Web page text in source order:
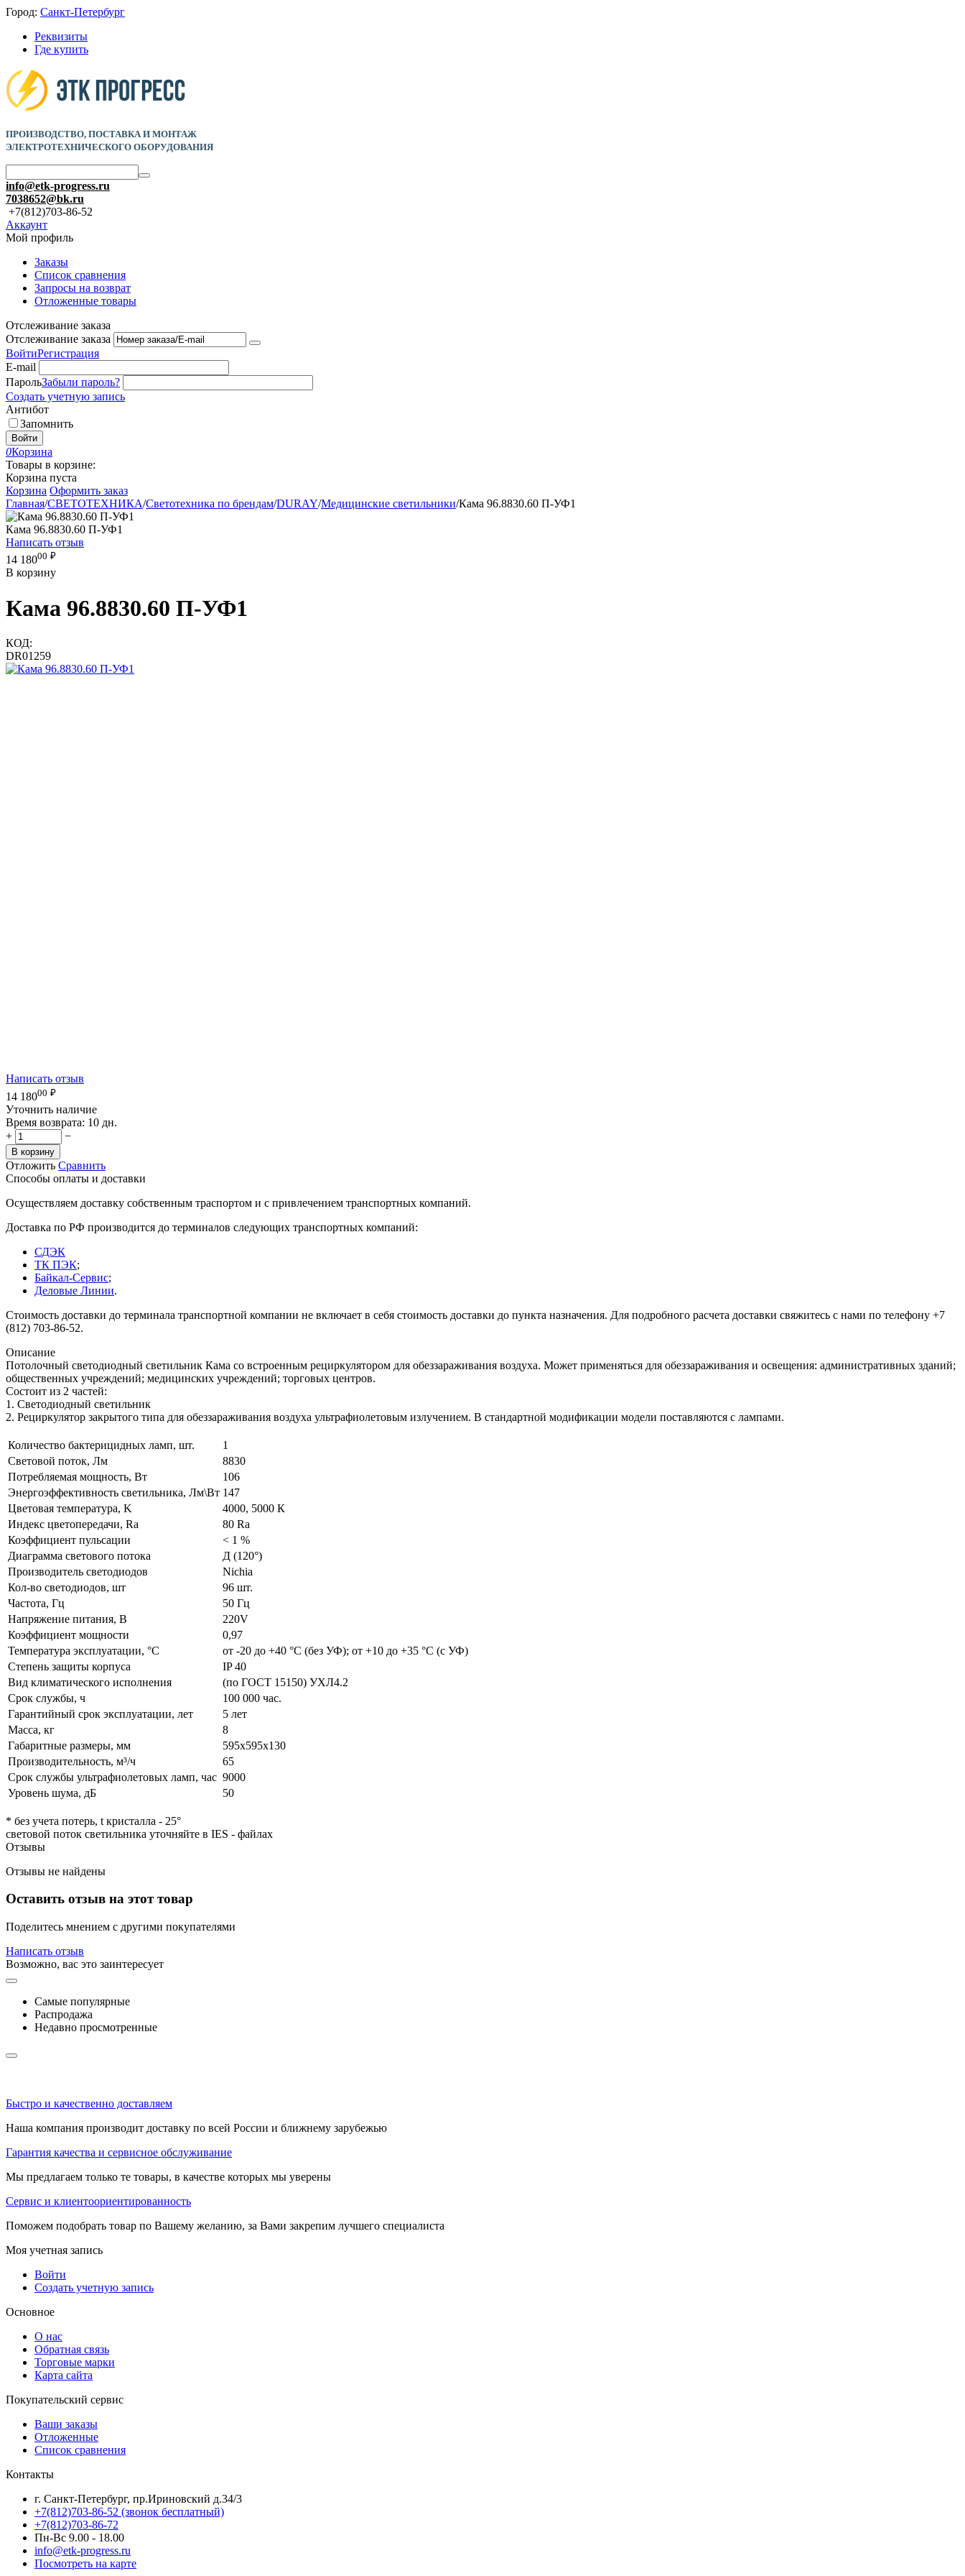
Город: Санкт-Петербург
Реквизиты
Где купить
ПРОИЗВОДСТВО, ПОСТАВКА И МОНТАЖ
ЭЛЕКТРОТЕХНИЧЕСКОГО ОБОРУДОВАНИЯ
info@etk-progress.ru
7038652@bk.ru
+7(812)703-86-52
Аккаунт
Мой профиль
Заказы
Список сравнения
Запросы на возврат
Отложенные товары
Отслеживание заказа
Отслеживание заказа
ВойтиРегистрация
E-mail
ПарольЗабыли пароль?
Создать учетную запись
Антибот
Запомнить
Войти
0Корзина
Товары в корзине:
Корзина пуста
Корзина Оформить заказ
Главная/СВЕТОТЕХНИКА/Светотехника по брендам/DURAY/Медицинские светильники/Кама 96.8830.60 П-УФ1
Кама 96.8830.60 П-УФ1
Написать отзыв
14 18000 ₽
В корзину
Кама 96.8830.60 П-УФ1
КОД:
DR01259
Написать отзыв
14 18000 ₽
Уточнить наличие
Время возврата: 10 дн.
+
−
В корзину
Отложить Сравнить
Способы оплаты и доставки
Осуществляем доставку собственным траспортом и с привлечением транспортных компаний.
Доставка по РФ производится до терминалов следующих транспортных компаний:
СДЭК
ТК ПЭК;
Байкал-Сервис;
Деловые Линии.
Стоимость доставки до терминала транспортной компании не включает в себя стоимость доставки до пункта назначения. Для подробного расчета доставки свяжитесь с нами по телефону +7
(812) 703-86-52.
Описание
Потолочный светодиодный светильник Кама со встроенным рециркулятором для обеззараживания воздуха. Может применяться для обеззараживания и освещения: административных зданий;
общественных учреждений; медицинских учреждений; торговых центров.
Состоит из 2 частей:
1. Светодиодный светильник
2. Рециркулятор закрытого типа для обеззараживания воздуха ультрафиолетовым излучением. В стандартной модификации модели поставляются с лампами.
Количество бактерицидных ламп, шт.
1
Световой поток, Лм
8830
Потребляемая мощность, Вт
106
Энергоэффективность светильника, Лм\Вт 147
Цветовая температура, K
4000, 5000 К
Индекс цветопередачи, Ra
80 Ra
Коэффициент пульсации
< 1 %
Диаграмма светового потока
Д (120°)
Производитель светодиодов
Nichia
Кол-во светодиодов, шт
96 шт.
Частота, Гц
50 Гц
Напряжение питания, В
220V
Коэффициент мощности
0,97
Температура эксплуатации, °C
от -20 до +40 °C (без УФ); от +10 до +35 °C (с УФ)
Степень защиты корпуса
IP 40
Вид климатического исполнения
(по ГОСТ 15150) УХЛ4.2
Срок службы, ч
100 000 час.
Гарантийный срок эксплуатации, лет
5 лет
Масса, кг
8
Габаритные размеры, мм
595х595х130
Производительность, м³/ч
65
Срок службы ультрафиолетовых ламп, час 9000
Уровень шума, дБ
50
* без учета потерь, t кристалла - 25°
световой поток светильника уточняйте в IES - файлах
Отзывы
Отзывы не найдены
Оставить отзыв на этот товар
Поделитесь мнением с другими покупателями
Написать отзыв
Возможно, вас это заинтересует
Самые популярные
Распродажа
Недавно просмотренные
Быстро и качественно доставляем
Наша компания производит доставку по всей России и ближнему зарубежью
Гарантия качества и сервисное обслуживание
Мы предлагаем только те товары, в качестве которых мы уверены
Сервис и клиентоориентированность
Поможем подобрать товар по Вашему желанию, за Вами закрепим лучшего специалиста
Моя учетная запись
Войти
Создать учетную запись
Основное
О нас
Обратная связь
Торговые марки
Карта сайта
Покупательский сервис
Ваши заказы
Отложенные
Список сравнения
Контакты
г. Санкт-Петербург, пр.Ириновский д.34/3
+7(812)703-86-52 (звонок бесплатный)
+7(812)703-86-72
Пн-Вс 9.00 - 18.00
info@etk-progress.ru
Посмотреть на карте